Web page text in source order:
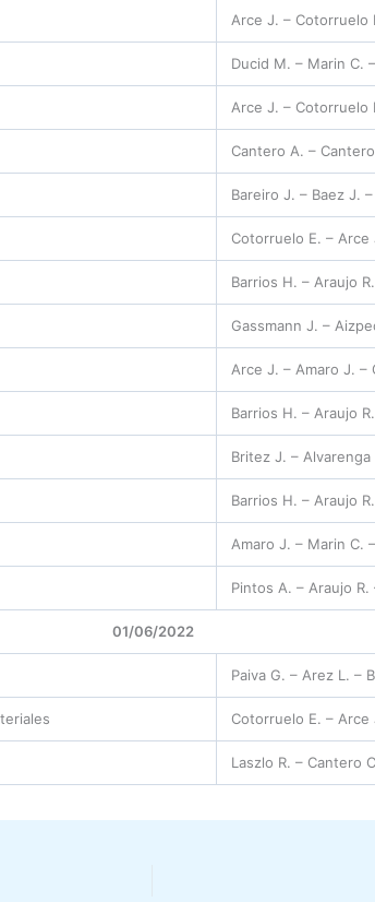
Arce J. – Cotorruelo
Ducid M. – Marin C.
Arce J. – Cotorruelo
Cantero A. –
Bareiro J. – Baez J.
Cotorruelo E. – Arce
Barrios H. – Araujo
Gassmann J. –
Arce J. – Amaro J. –
Barrios H. – Araujo
Britez J. – Alvarenga
Barrios H. – Araujo
Amaro J. – Marin C.
Pintos A. – Araujo R.
01/06/2022
Paiva G. – Arez L. –
Cotorruelo E. – Arce
Laszlo R. – Cantero